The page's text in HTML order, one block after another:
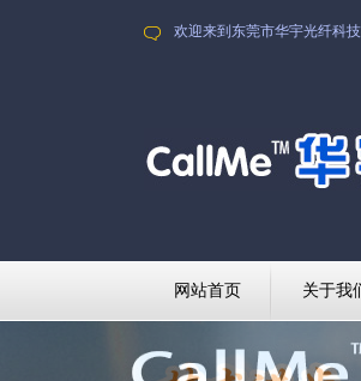
欢迎来到东莞市华宇光纤科
网站首页 关于我